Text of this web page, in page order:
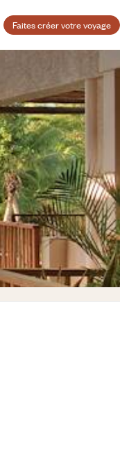
Faites créer votre voyage